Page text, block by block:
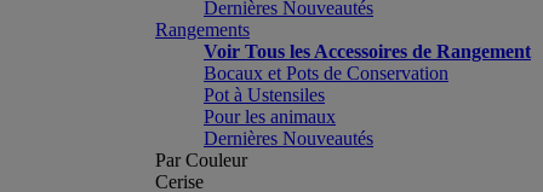
Dernières Nouveautés
Rangements
Voir Tous les Accessoires de Rangement
Bocaux et Pots de Conservation
Pot à Ustensiles
Pour les animaux
Dernières Nouveautés
Par Couleur
Cerise